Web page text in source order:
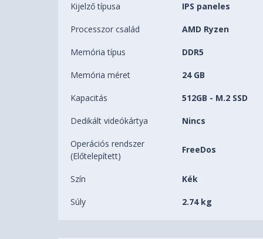
Kijelző típusa IPS paneles
Processzor család AMD Ryzen
Memória típus DDR5
Memória méret 24 GB
Kapacitás 512GB - M.2 SSD
Dedikált videókártya Nincs
Operációs rendszer
(Előtelepített)
FreeDos
Szín Kék
Súly 2.74 kg